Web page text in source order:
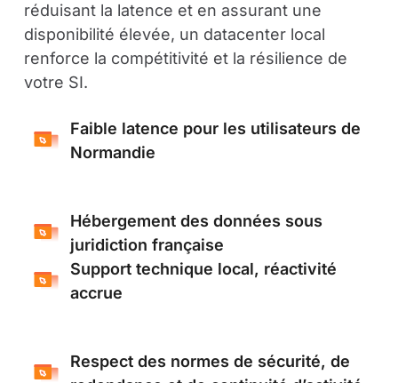
réduisant la latence et en assurant une
disponibilité élevée, un datacenter local
renforce la compétitivité et la résilience de
votre SI.
Faible latence pour les utilisateurs de
Normandie
Hébergement des données sous
juridiction française
Support technique local, réactivité
accrue
Respect des normes de sécurité, de